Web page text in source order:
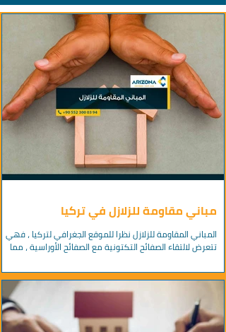
مباني مقاومة للزلازل في تركيا
المباني المقاومة للزلازل نظرا للموقع الجغرافي لتركيا ، فهي
تتعرض لالتقاء الصفائح التكتونية مع الصفائح الأوراسية ، مما